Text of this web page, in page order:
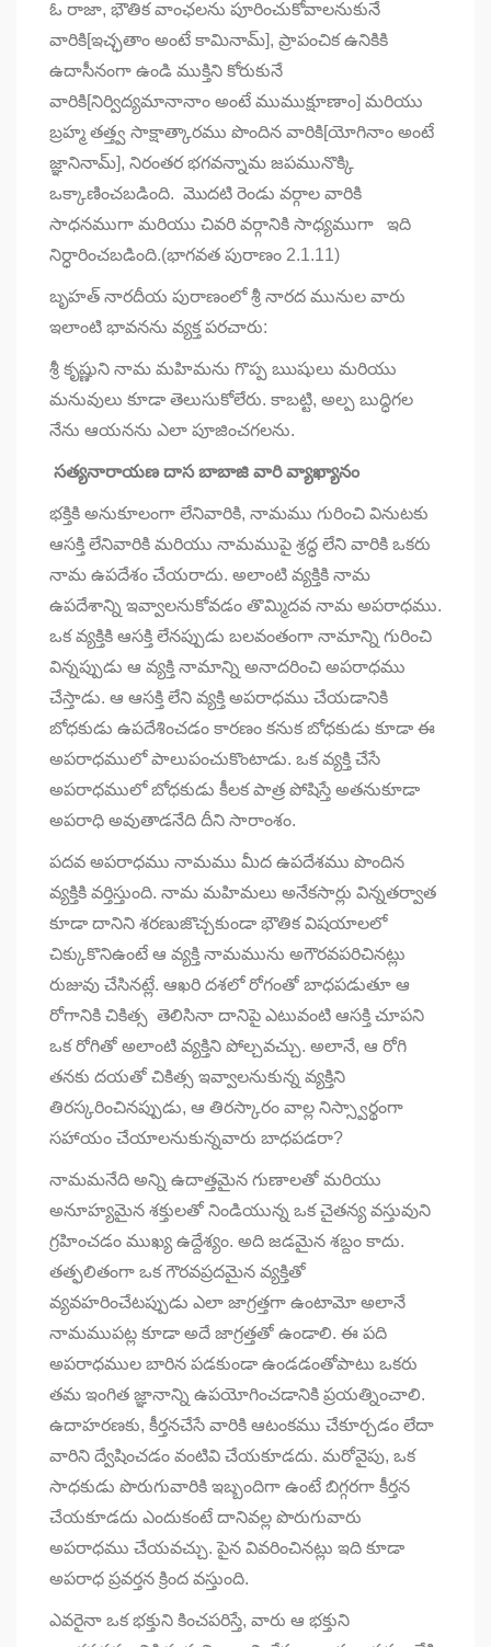
ఓ రాజా, భౌతిక వాంఛలను పూరించుకోవాలనుకునే
వారికి[ఇచ్ఛతాం అంటే కామినామ్], ప్రాపంచిక ఉనికికి
ఉదాసీనంగా ఉండి ముక్తిని కోరుకునే
వారికి[నిర్విద్యమానానాం అంటే ముముక్షూణాం] మరియు
బ్రహ్మ తత్త్వ సాక్షాత్కారము పొందిన వారికి[యోగినాం అంటే
జ్ఞానినామ్], నిరంతర భగవన్నామ జపమునొక్కి
ఒక్కాణించబడింది. మొదటి రెండు వర్గాల వారికి
సాధనముగా మరియు చివరి వర్గానికి సాధ్యముగా
ఇది
నిర్ధారించబడింది.(భాగవత పురాణం 2.1.11)
బృహత్ నారదీయ పురాణంలో శ్రీ నారద మునుల వారు
ఇలాంటి భావనను వ్యక్త పరచారు:
శ్రీ కృష్ణుని నామ మహిమను గొప్ప ఋషులు మరియు
మనువులు కూడా తెలుసుకోలేరు. కాబట్టి, అల్ప బుద్ధిగల
నేను ఆయనను ఎలా పూజించగలను.
సత్యనారాయణ దాస బాబాజి వారి వ్యాఖ్యానం
భక్తికి అనుకూలంగా లేనివారికి, నామము గురించి వినుటకు
ఆసక్తి లేనివారికి మరియు నామముపై శ్రద్ధ లేని వారికి ఒకరు
నామ ఉపదేశం చేయరాదు. అలాంటి వ్యక్తికి నామ
ఉపదేశాన్ని ఇవ్వాలనుకోవడం తొమ్మిదవ నామ అపరాధము.
ఒక వ్యక్తికి ఆసక్తి లేనప్పుడు బలవంతంగా నామాన్ని గురించి
విన్నప్పుడు ఆ వ్యక్తి నామాన్ని అనాదరించి అపరాధము
చేస్తాడు. ఆ ఆసక్తి లేని వ్యక్తి అపరాధము చేయడానికి
బోధకుడు ఉపదేశించడం కారణం కనుక బోధకుడు కూడా ఈ
అపరాధములో పాలుపంచుకొంటాడు. ఒక వ్యక్తి చేసే
అపరాధములో బోధకుడు కీలక పాత్ర పోషిస్తే అతనుకూడా
అపరాధి అవుతాడనేది దీని సారాంశం.
పదవ అపరాధము నామము మీద ఉపదేశము పొందిన
వ్యక్తికి వర్తిస్తుంది. నామ మహిమలు అనేకసార్లు విన్నతర్వాత
కూడా దానిని శరణుజొచ్చకుండా భౌతిక విషయాలలో
చిక్కుకొనిఉంటే ఆ వ్యక్తి నామమును అగౌరవపరిచినట్లు
రుజువు చేసినట్లే. ఆఖరి దశలో రోగంతో బాధపడుతూ ఆ
రోగానికి చికిత్స తెలిసినా దానిపై ఎటువంటి ఆసక్తి చూపని
ఒక రోగితో అలాంటి వ్యక్తిని పోల్చవచ్చు. అలానే, ఆ రోగి
తనకు దయతో చికిత్స ఇవ్వాలనుకున్న వ్యక్తిని
తిరస్కరించినప్పుడు, ఆ తిరస్కారం వాల్ల నిస్స్వార్థంగా
సహాయం చేయాలనుకున్నవారు బాధపడరా?
నామమనేది అన్ని ఉదాత్తమైన గుణాలతో మరియు
అనూహ్యమైన శక్తులతో నిండియున్న ఒక చైతన్య వస్తువుని
గ్రహించడం ముఖ్య ఉద్దేశ్యం. అది జడమైన శబ్దం కాదు.
తత్ఫలితంగా ఒక గౌరవప్రదమైన వ్యక్తితో
వ్యవహరించేటప్పుడు ఎలా జాగ్రత్తగా ఉంటామో అలానే
నామముపట్ల కూడా అదే జాగ్రత్తతో ఉండాలి. ఈ పది
అపరాధముల బారిన పడకుండా ఉండడంతోపాటు ఒకరు
తమ ఇంగిత జ్ఞానాన్ని ఉపయోగించడానికి ప్రయత్నించాలి.
ఉదాహరణకు, కీర్తనచేసే వారికి ఆటంకము చేకూర్చడం లేదా
వారిని ద్వేషించడం వంటివి చేయకూడదు. మరోవైపు, ఒక
సాధకుడు పొరుగువారికి ఇబ్బందిగా ఉంటే బిగ్గరగా కీర్తన
చేయకూడదు ఎందుకంటే దానివల్ల పొరుగువారు
అపరాధము చేయవచ్చు. పైన వివరించినట్లు ఇది కూడా
అపరాధ ప్రవర్తన క్రింద వస్తుంది.
ఎవరైనా ఒక భక్తుని కించపరిస్తే, వారు ఆ భక్తుని